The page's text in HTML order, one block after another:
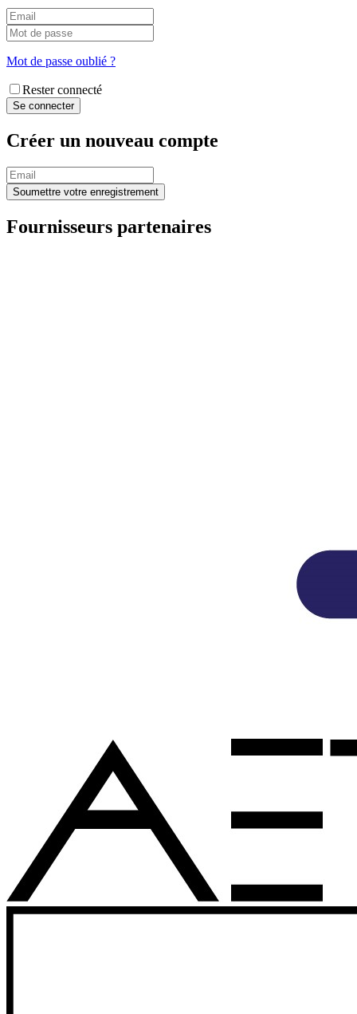
Mot de passe oublié ?
Rester connecté
Créer un nouveau compte
Fournisseurs partenaires